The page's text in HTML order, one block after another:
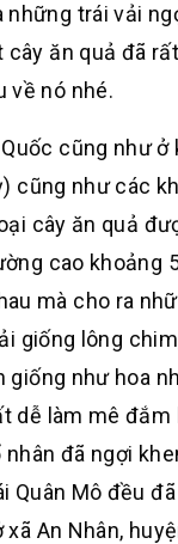
trái vải
ăn quả đã
về nó nhé.
cũng như
cũng như các
cây ăn quả
cao khoảng
mà cho ra
giống lông
như hoa
dễ làm mê
đã ngợi
Quân Mô đều
An Nhân,